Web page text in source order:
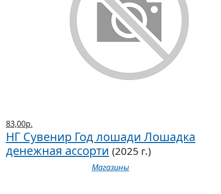
83,00р.
НГ Сувенир Год лошади Лошадка
денежная ассорти (2025 г.)
Магазины